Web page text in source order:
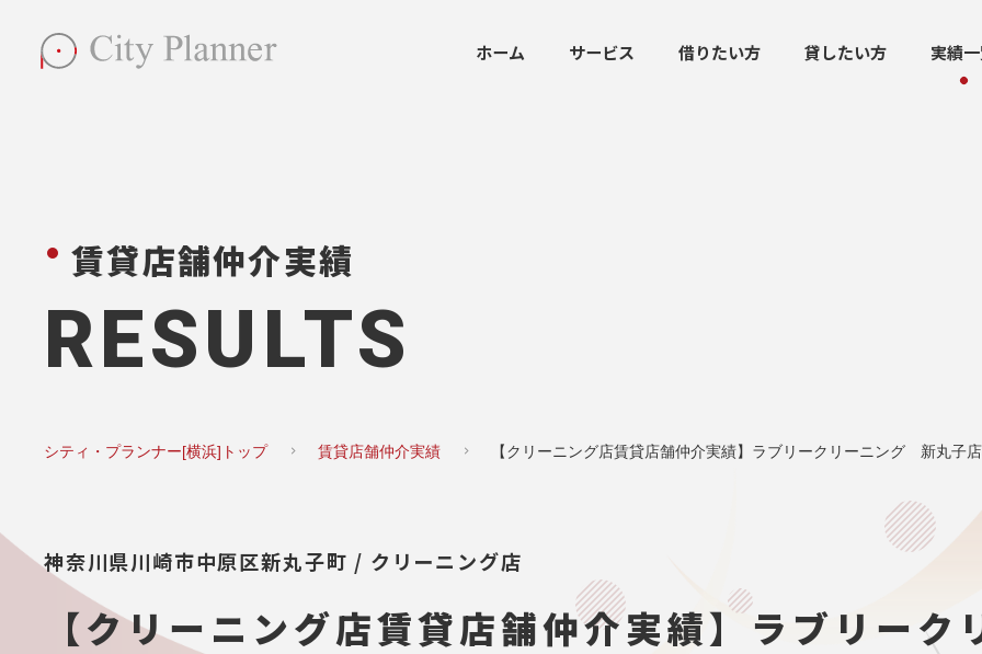
ホーム サービス 借りたい方 貸したい方 実績
賃貸店舗仲介実績
RESULTS
シティ・プランナー[横浜]トップ 賃貸店舗仲介実績 【クリーニング店賃貸店舗仲介実績】ラブリークリーニング 新丸子
神奈川県川崎市中原区新丸子町 / クリーニング店
【クリーニング店賃貸店舗仲介実績】ラブリーク